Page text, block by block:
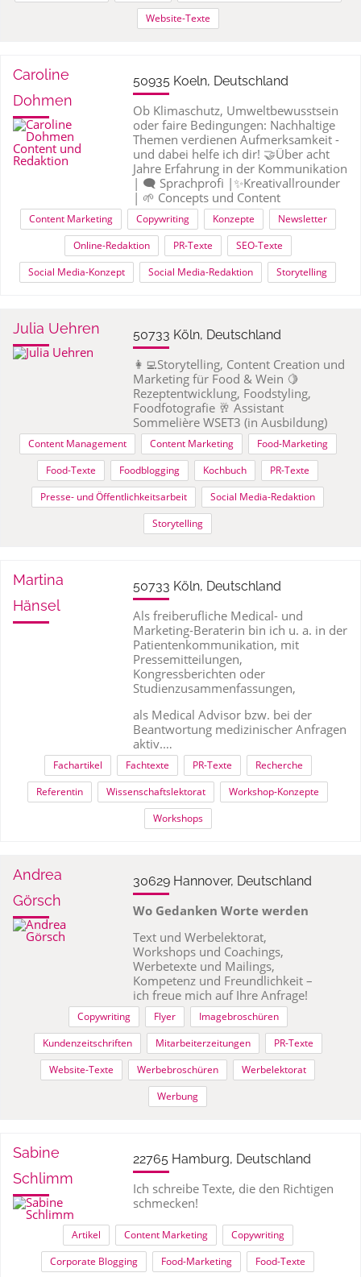
Website-Texte
Caroline
Dohmen
50935 Koeln, Deutschland
Ob Klimaschutz, Umweltbewusstsein
oder faire Bedingungen: Nachhaltige
Themen verdienen Aufmerksamkeit -
und dabei helfe ich dir! 🤝Über acht
Jahre Erfahrung in der Kommunikation
| 🗨️ Sprachprofi |✨Kreativallrounder
| 🌱 Concepts und Content
Content Marketing Copywriting Konzepte
Newsletter
Online-Redaktion
PR-Texte
SEO-Texte
Social Media-Konzept
Social Media-Redaktion Storytelling
Julia Uehren 50733 Köln, Deutschland
👩‍💻Storytelling, Content Creation und
Marketing für Food & Wein 🍋
Rezeptentwicklung, Foodstyling,
Foodfotografie 🥂 Assistant
Sommelière WSET3 (in Ausbildung)
Content Management Content Marketing
Food-Marketing
Food-Texte
Foodblogging Kochbuch
PR-Texte
Presse- und Öffentlichkeitsarbeit
Social Media-Redaktion
Storytelling
Martina
Hänsel
50733 Köln, Deutschland
Als freiberufliche Medical- und
Marketing-Beraterin bin ich u. a. in der
Patientenkommunikation, mit
Pressemitteilungen,
Kongressberichten oder
Studienzusammenfassungen,
als Medical Advisor bzw. bei der
Beantwortung medizinischer Anfragen
aktiv.…
Fachartikel Fachtexte PR-Texte
Recherche
Referentin
Wissenschaftslektorat
Workshop-Konzepte
Workshops
Andrea
Görsch
30629 Hannover, Deutschland
Wo Gedanken Worte werden
Text und Werbelektorat,
Workshops und Coachings,
Werbetexte und Mailings,
Kompetenz und Freundlichkeit –
ich freue mich auf Ihre Anfrage!
Copywriting Flyer
Imagebroschüren
Kundenzeitschriften
Mitarbeiterzeitungen
PR-Texte
Website-Texte
Werbebroschüren
Werbelektorat
Werbung
Sabine
Schlimm
22765 Hamburg, Deutschland
Ich schreibe Texte, die den Richtigen
schmecken!
Artikel Content Marketing
Copywriting
Corporate Blogging
Food-Marketing Food-Texte